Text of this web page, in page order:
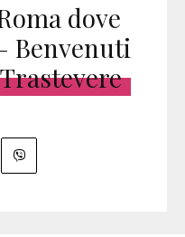
dove
Benvenuti